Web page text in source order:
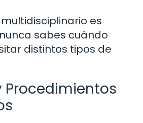
es
sabes cuándo
distintos tipos de
Procedimientos